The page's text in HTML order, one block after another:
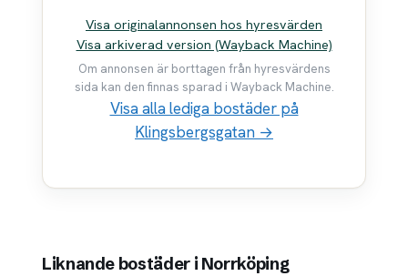
Visa originalannonsen hos hyresvärden
Visa arkiverad version (Wayback Machine)
Om annonsen är borttagen från hyresvärdens
sida kan den finnas sparad i Wayback Machine.
Visa alla lediga bostäder på
Klingsbergsgatan →
Liknande bostäder i Norrköping